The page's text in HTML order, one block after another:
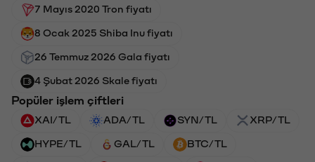
7 Mayıs 2020 Tron fiyatı
8 Ocak 2025 Shiba Inu fiyatı
26 Temmuz 2026 Gala fiyatı
4 Şubat 2026 Skale fiyatı
Popüler işlem çiftleri
XAI/TL ADA/TL SYN/TL XRP/TL
HYPE/TL GAL/TL BTC/TL